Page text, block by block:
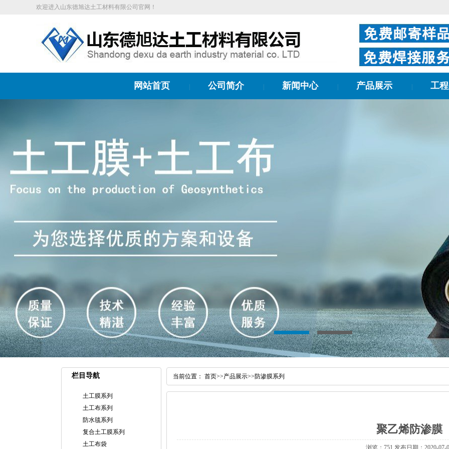
欢迎进入山东德旭达土工材料有限公司官网！
网站首页 公司简介 新闻中心 产品展示 工
栏目导航
土工膜系列
土工布系列
防水毯系列
复合土工膜系列
土工布袋
当前位置： 首页>>产品展示>>防渗膜系列
聚乙烯防渗膜
浏览：751 发布日期：2020-07-